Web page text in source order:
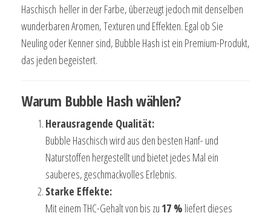
Haschisch heller in der Farbe, überzeugt jedoch mit denselben
wunderbaren Aromen, Texturen und Effekten. Egal ob Sie
Neuling oder Kenner sind, Bubble Hash ist ein Premium-Produkt,
das jeden begeistert.
Warum Bubble Hash wählen?
Herausragende Qualität:
Bubble Haschisch wird aus den besten Hanf- und
Naturstoffen hergestellt und bietet jedes Mal ein
sauberes, geschmackvolles Erlebnis.
Starke Effekte:
Mit einem THC-Gehalt von bis zu 17 % liefert dieses